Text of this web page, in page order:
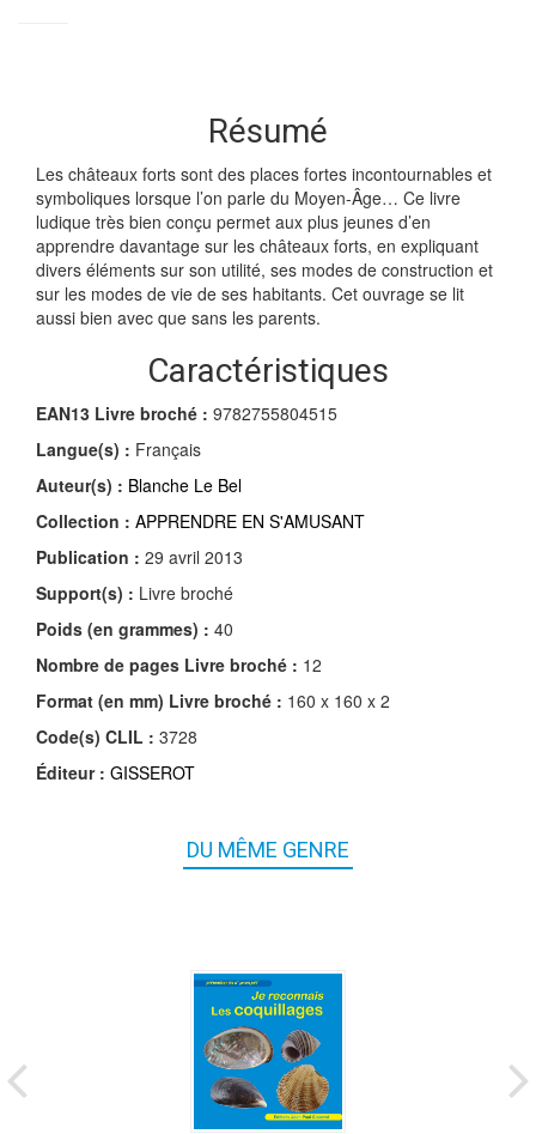
Résumé
Les châteaux forts sont des places fortes incontournables et
symboliques lorsque l’on parle du Moyen-Âge… Ce livre
ludique très bien conçu permet aux plus jeunes d’en
apprendre davantage sur les châteaux forts, en expliquant
divers éléments sur son utilité, ses modes de construction et
sur les modes de vie de ses habitants. Cet ouvrage se lit
aussi bien avec que sans les parents.
Caractéristiques
EAN13 Livre broché : 9782755804515
Langue(s) : Français
Auteur(s) : Blanche Le Bel
Collection : APPRENDRE EN S'AMUSANT
Publication : 29 avril 2013
Support(s) : Livre broché
Poids (en grammes) : 40
Nombre de pages Livre broché : 12
Format (en mm) Livre broché : 160 x 160 x 2
Code(s) CLIL : 3728
Éditeur : GISSEROT
DU MÊME GENRE